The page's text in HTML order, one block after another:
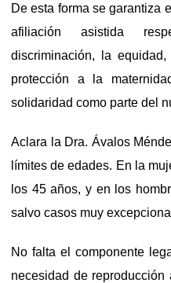
De esta forma se garantiza
afiliación asistida
discriminación, la
protección a la
solidaridad como parte del
Aclara la Dra. Ávalos
límites de edades. En la
los 45 años, y en los
salvo casos muy
No falta el componente
necesidad de